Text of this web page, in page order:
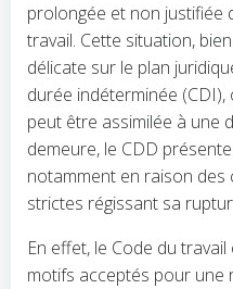
prolongée et non justifiée
travail. Cette situation,
délicate sur le plan
durée indéterminée
peut être assimilée à une
demeure, le CDD
notamment en raison des
strictes régissant sa
En effet, le Code du
motifs acceptés pour une